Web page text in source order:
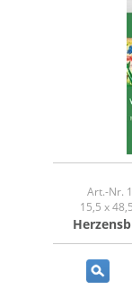
Art.-Nr.
15,5 x